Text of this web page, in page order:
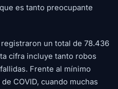
es tanto preocupante
un total de 78.436
cifra incluye tanto robos
Frente al mínimo
COVID, cuando muchas